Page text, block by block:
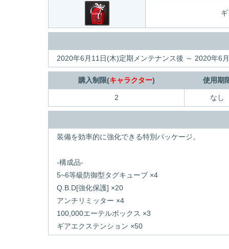
2020年6月11日(木)定期メンテナンス後 ～ 2020年6
購入制限(キャラクター) 使用期
2 なし
装備を効率的に強化できる特別パッケージ。
-構成品-
5~6等級防御型タグキューブ ×4
Q.B.D[強化保護] ×20
アンチリミッター ×4
100,000エーテルボックス ×3
ギアエクステンション ×50